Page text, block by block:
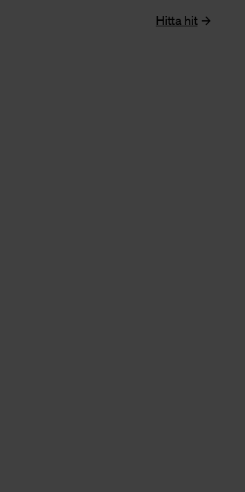
Hitta hit